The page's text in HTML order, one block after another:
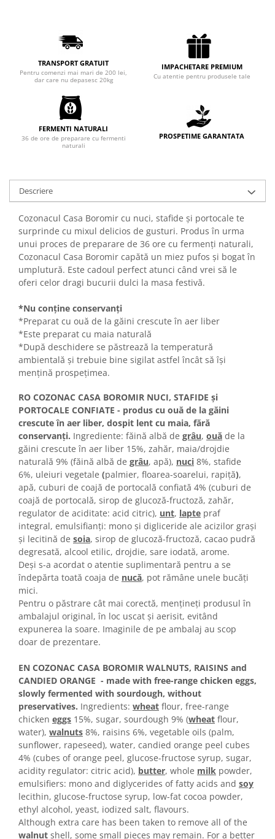
Checurile Royal
Prajituri Fabrica de Amandine
Prajitura ingerilor
Prajituri Red Collection
Prajituri de Craciun
Torturi ambalate
Chec mini
Torti
Foietaje
Biscuiti
Turta dulce cu nuci
Turta dulce de Sibiu
Turta dulce cu miere
Croissant
Croissant Duofino
Croissant cu maia
Cornulete
Boromele
Cornulete fragede
Pasca
Pasca Fresh
Cereale
Paine
Paine ambalata
Chifle
Colaci festivi
Snack-uri sărate
Covrigi cu ulei de masline
Covrigi de Buzau
Grisine
Crochete
Produse de gătit
Faina
Arpacas si pesmet
Malai
Produse congelate
Panificatie congelata
Patiserie congelata
Pizza congelata
Baton Cookie congelat
Cheesecake congelat
TRANSPORT GRATUIT
Pentru comenzi mai mari de 200 lei,
dar care nu depasesc 20kg
IMPACHETARE PREMIUM
Cu atentie pentru produsele tale
FERMENTI NATURALI
36 de ore de preparare cu fermenti
naturali
PROSPETIME GARANTATA
Descriere
Cozonacul Casa Boromir cu nuci, stafide și portocale te
surprinde cu mixul delicios de gusturi. Produs în urma
unui proces de preparare de 36 ore cu fermenți naturali,
Cozonacul Casa Boromir capătă un miez pufos și bogat în
umplutură. Este cadoul perfect atunci când vrei să le
oferi celor dragi bucurii dulci la masa festivă.
*Nu conține conservanți
*Preparat cu ouă de la găini crescute în aer liber
*Este preparat cu maia naturală
*După deschidere se păstrează la temperatură
ambientală și trebuie bine sigilat astfel încât să își
mențină prospețimea.
RO COZONAC CASA BOROMIR NUCI, STAFIDE şi
PORTOCALE CONFIATE - produs cu ouă de la găini
crescute în aer liber, dospit lent cu maia, fără
conservanți. Ingrediente: făină albă de grâu, ouă de la
găini crescute în aer liber 15%, zahăr, maia/drojdie
naturală 9% (făină albă de grâu, apă), nuci 8%, stafide
6%, uleiuri vegetale (palmier, floarea-soarelui, rapiţă),
apă, cuburi de coajă de portocală confiată 4% (cuburi de
coajă de portocală, sirop de glucoză-fructoză, zahăr,
regulator de aciditate: acid citric), unt, lapte praf
integral, emulsifianți: mono și digliceride ale acizilor grași
și lecitină de soia, sirop de glucoză-fructoză, cacao pudră
degresată, alcool etilic, drojdie, sare iodată, arome.
Deși s-a acordat o atentie suplimentară pentru a se
îndepărta toată coaja de nucă, pot rămâne unele bucăți
mici.
Pentru o păstrare cât mai corectă, menţineţi produsul în
ambalajul original, în loc uscat şi aerisit, evitând
expunerea la soare. Imaginile de pe ambalaj au scop
doar de prezentare.
EN COZONAC CASA BOROMIR WALNUTS, RAISINS and
CANDIED ORANGE - made with free-range chicken eggs,
slowly fermented with sourdough, without
preservatives. Ingredients: wheat flour, free-range
chicken eggs 15%, sugar, sourdough 9% (wheat flour,
water), walnuts 8%, raisins 6%, vegetable oils (palm,
sunflower, rapeseed), water, candied orange peel cubes
4% (cubes of orange peel, glucose-fructose syrup, sugar,
acidity regulator: citric acid), butter, whole milk powder,
emulsifiers: mono and diglycerides of fatty acids and soy
lecithin, glucose-fructose syrup, low-fat cocoa powder,
ethyl alcohol, yeast, iodized salt, flavours.
Although extra care has been taken to remove all of the
walnut shell, some small pieces may remain. For a better